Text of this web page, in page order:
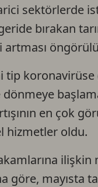
sektörlerde
bırakan
koronavirüse
en çok
hizmetler oldu.
göre, mayısta